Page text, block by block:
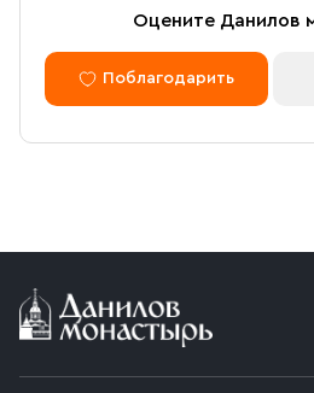
преломляя его.
: 2,0х0,9х0,2
Оцените Данилов
Поблагодарить